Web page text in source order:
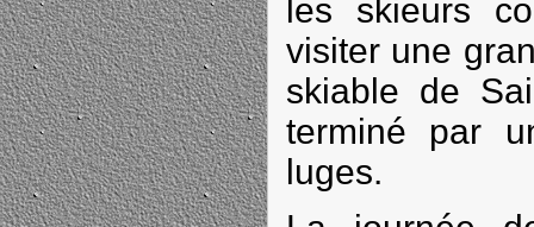
les skieurs
visiter une
skiable de
terminé par
luges.